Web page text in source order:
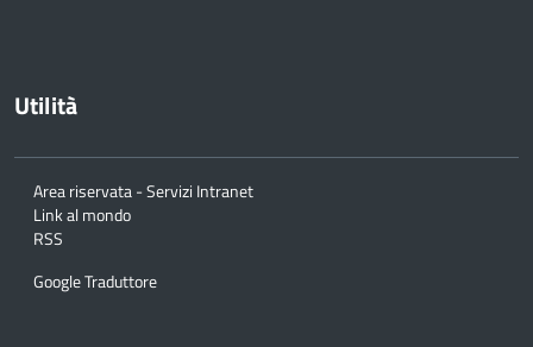
Utilità
Area riservata - Servizi Intranet
Link al mondo
RSS
Google Traduttore